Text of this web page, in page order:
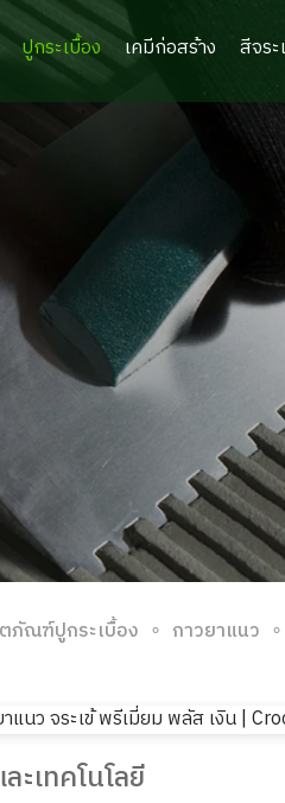
ปูกระเบื้อง เคมีก่อสร้าง สีจระ
ภัณฑ์ปูกระเบื้อง ∘ กาวยาแนว ∘
ะเทคโนโลยี